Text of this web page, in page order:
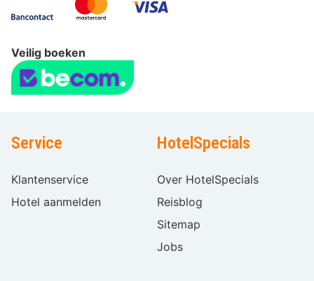
Veilig boeken
Service
Klantenservice
Hotel aanmelden
HotelSpecials
Over HotelSpecials
Reisblog
Sitemap
Jobs